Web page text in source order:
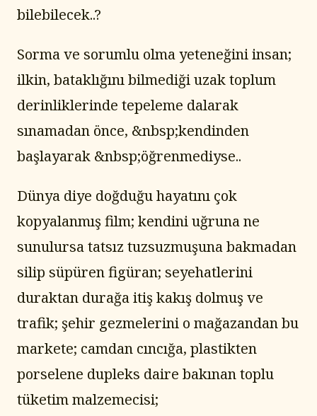
bilebilecek..?
Sorma ve sorumlu olma yeteneğini insan;
ilkin, bataklığını bilmediği uzak toplum
derinliklerinde tepeleme dalarak
sınamadan önce, &nbsp;kendinden
başlayarak &nbsp;öğrenmediyse..
Dünya diye doğduğu hayatını çok
kopyalanmış film; kendini uğruna ne
sunulursa tatsız tuzsuzmuşuna bakmadan
silip süpüren figüran; seyehatlerini
duraktan durağa itiş kakış dolmuş ve
trafik; şehir gezmelerini o mağazandan bu
markete; camdan cıncığa, plastikten
porselene dupleks daire bakınan toplu
tüketim malzemecisi;